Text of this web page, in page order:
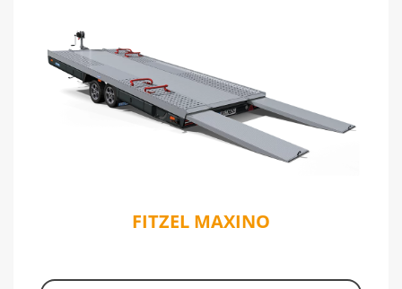
FITZEL MAXINO